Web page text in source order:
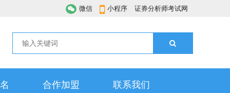
微信 小程序 证券分析师考试网
合作加盟 联系我们